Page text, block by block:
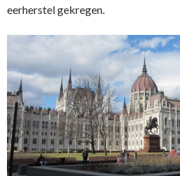
eerherstel gekregen.